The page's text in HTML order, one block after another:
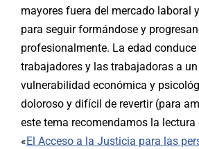
mayores fuera del mercado laboral
para seguir formándose y
profesionalmente. La edad
trabajadores y las trabajadoras a
vulnerabilidad económica y
doloroso y difícil de revertir (para
este tema recomendamos la lectura
«El Acceso a la Justicia para las